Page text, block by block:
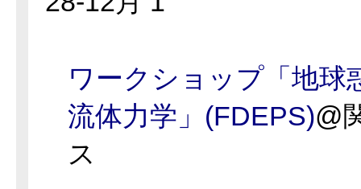
ワークショップ「地球
流体力学」(FDEPS)@
ス